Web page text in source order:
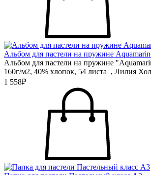
Альбом для пастели на пружине
Альбом для пастели на пружине
160г/м2, 40% хлопок, 54 листа , Лилия
1 558₽